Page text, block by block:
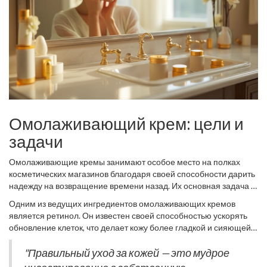
Омолаживающий крем: цели и
задачи
Омолаживающие кремы занимают особое место на полках
косметических магазинов благодаря своей способности дарить
надежду на возвращение времени назад. Их основная задача —
таких кремов входят ингредиенты, которые стимулируют
клеточное обновление и способствуют выработке коллагена и
эластина. Эти структурные белки ответственны за плотность и
естественным образом уменьшается. В результате этого кожа
Одним из ведущих ингредиентов омолаживающих кремов
является ретинол. Он известен своей способностью ускорять
обновление клеток, что делает кожу более гладкой и сияющей.
Важно отметить, что ретинол может вызывать раздражение,
особенно у обладателей чувствительной кожи, поэтому его
нужно вводить в уход постепенно.
"Правильный уход за кожей — это мудрое